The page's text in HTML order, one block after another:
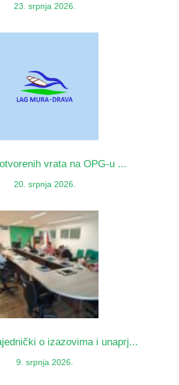
23. srpnja 2026.
vrata na OPG-u ...
20. srpnja 2026.
o izazovima i unaprj...
9. srpnja 2026.